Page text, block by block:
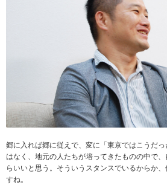
郷に入れば郷に従えで、変に「東京ではこうだ
はなく、地元の人たちが培ってきたものの中で
らいいと思う。そういうスタンスでいるからか
すね。